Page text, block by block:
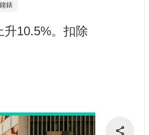
鐘錶
10.5%。扣除